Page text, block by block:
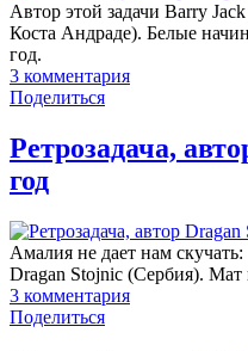
Автор этой задачи Barry
Коста Андраде). Белые
год.
3 комментария
Поделиться
Ретрозадача,
год
Амалия не дает нам
Dragan Stojnic (Сербия). Мат
3 комментария
Поделиться